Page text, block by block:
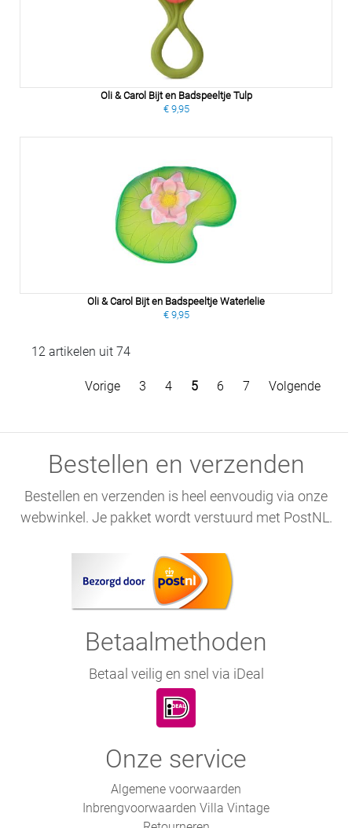
Oli & Carol Bijt en Badspeeltje Tulp
€ 9,95
Oli & Carol Bijt en Badspeeltje Waterlelie
€ 9,95
12 artikelen uit 74
Vorige 3 4 5 6 7 Volgende
Bestellen en verzenden
Bestellen en verzenden is heel eenvoudig via onze
webwinkel. Je pakket wordt verstuurd met PostNL.
Betaalmethoden
Betaal veilig en snel via iDeal
Onze service
Algemene voorwaarden
Inbrengvoorwaarden Villa Vintage